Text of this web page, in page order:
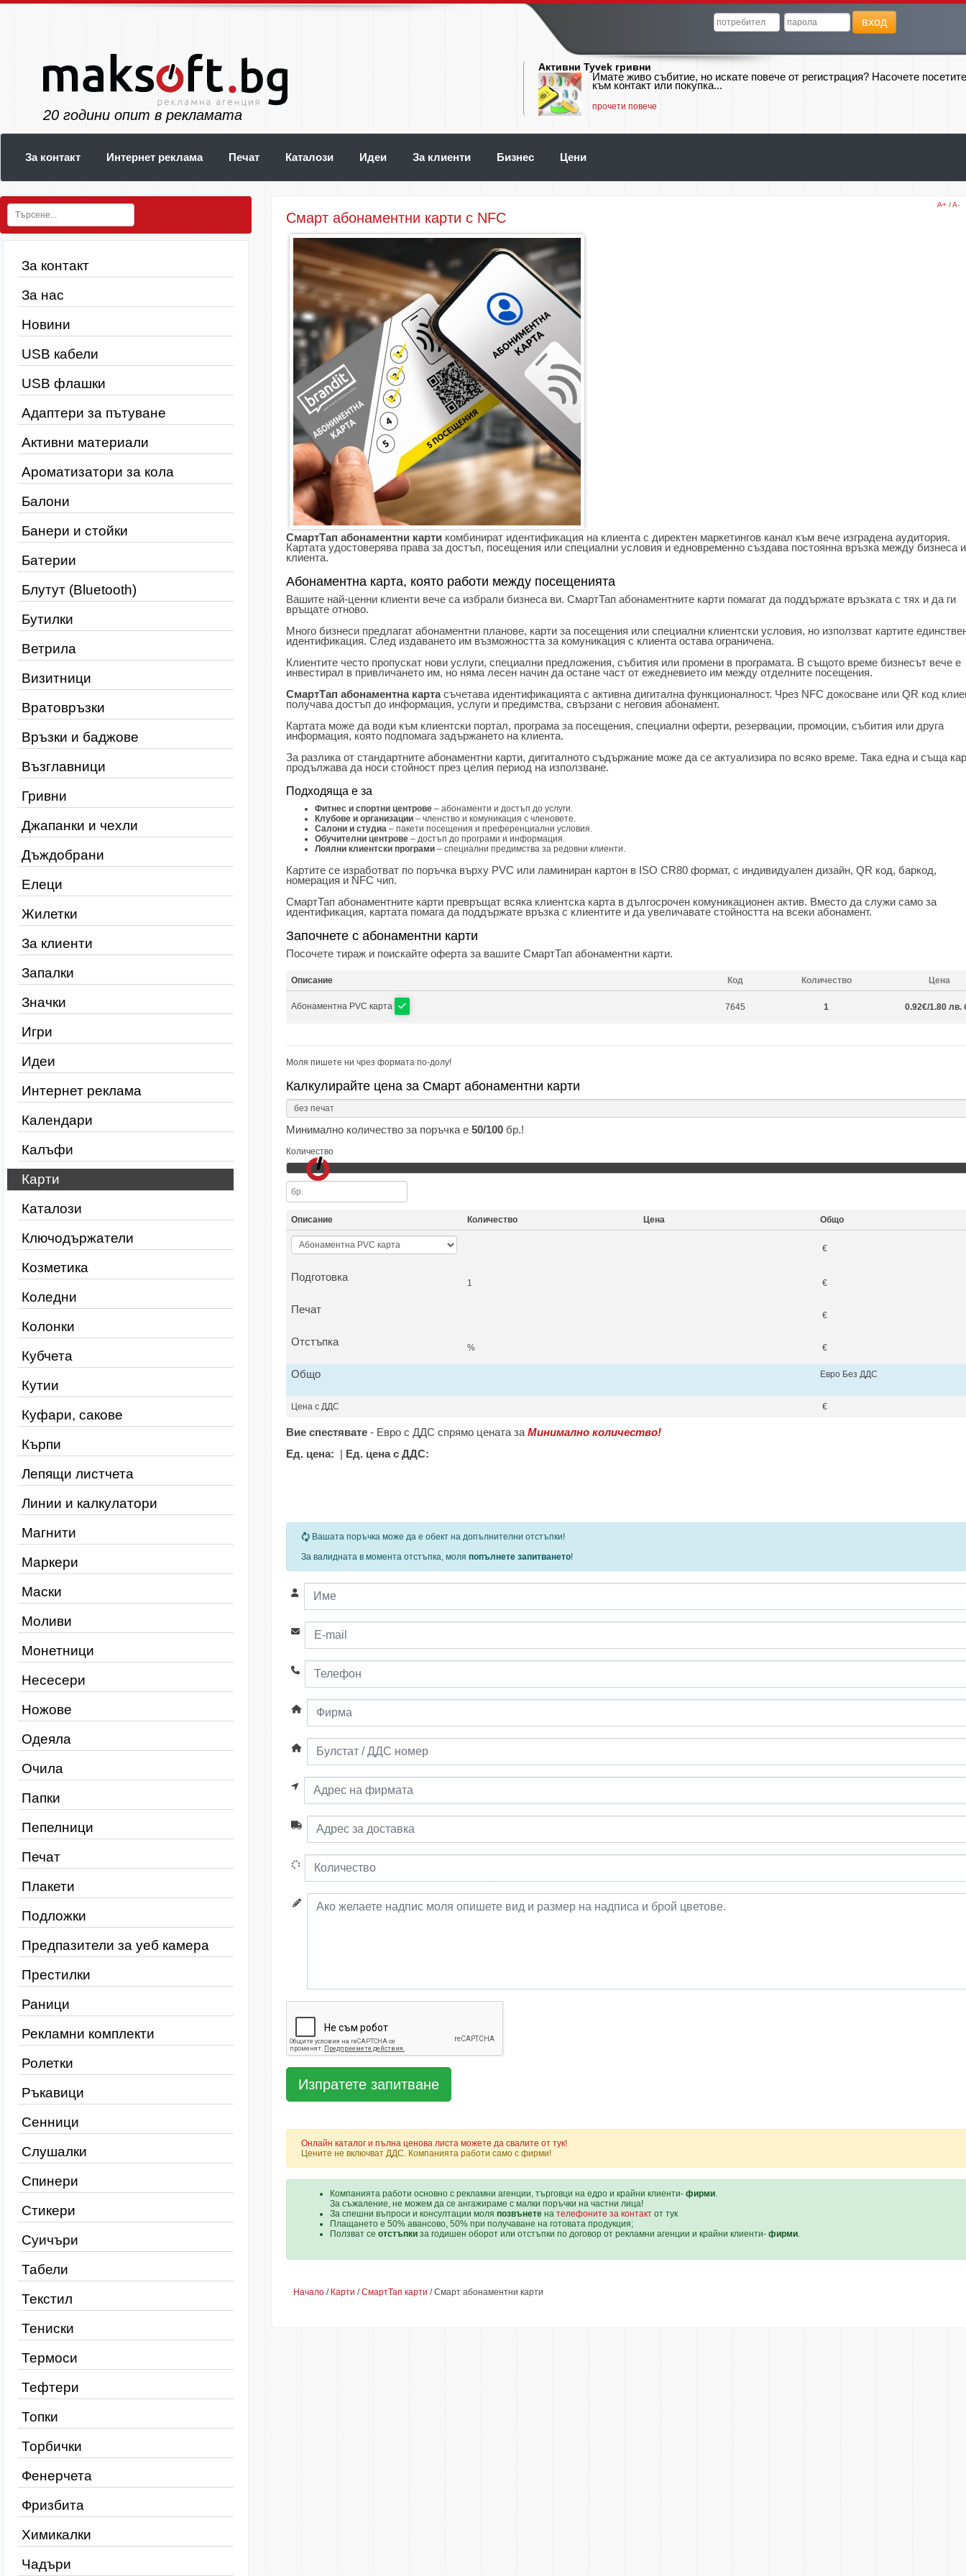
вход
24 години опит в рекламата
Активни Tyvek гривни
Имате живо събитие, но искате повече от регистрация? Насочете
към контакт или покупка...
прочети повече
За контакт Интернет реклама Печат Каталози Идеи За клиенти Бизнес Цени
За контакт
За нас
Новини
USB кабели
USB флашки
Адаптери за пътуване
Активни материали
Ароматизатори за кола
Балони
Банери и стойки
Батерии
Блутут (Bluetooth)
Бутилки
Ветрила
Визитници
Вратовръзки
Връзки и баджове
Възглавници
Гривни
Джапанки и чехли
Дъждобрани
Елеци
Жилетки
За клиенти
Запалки
Значки
Игри
Идеи
Интернет реклама
Календари
Калъфи
Карти
Каталози
Ключодържатели
Козметика
Коледни
Колонки
Кубчета
Кутии
Куфари, сакове
Кърпи
Лепящи листчета
Линии и калкулатори
Магнити
Маркери
Маски
Моливи
Монетници
Несесери
Ножове
Одеяла
Очила
Папки
Пепелници
Печат
Плакети
Подложки
Предпазители за уеб камера
Престилки
Раници
Рекламни комплекти
Ролетки
Ръкавици
Сенници
Слушалки
Спинери
Стикери
Суичъри
Табели
Текстил
Тениски
Термоси
Тефтери
Топки
Торбички
Фенерчета
Фризбита
Химикалки
Чадъри
A+ /A-
Смарт абонаментни карти с NFC
СмартТап абонаментни карти комбинират идентификация на клиента с директен маркетингов канал към вече изградена аудитория.
Картата удостоверява права за достъп, посещения или специални условия и едновременно създава постоянна връзка между бизнеса и
клиента.
Абонаментна карта, която работи между посещенията
Вашите най-ценни клиенти вече са избрали бизнеса ви. СмартТап абонаментните карти помагат да поддържате връзката с тях и да ги
връщате отново.
Много бизнеси предлагат абонаментни планове, карти за посещения или специални клиентски условия, но използват картите
идентификация. След издаването им възможността за комуникация с клиента остава ограничена.
Клиентите често пропускат нови услуги, специални предложения, събития или промени в програмата. В същото време бизнесът вече е
инвестирал в привличането им, но няма лесен начин да остане част от ежедневието им между отделните посещения.
СмартТап абонаментна картасъчетава идентификацията с активна дигитална функционалност. Чрез NFC докосване или QR код
получава достъп до информация, услуги и предимства, свързани с неговия абонамент.
Картата може да води към клиентски портал, програма за посещения, специални оферти, резервации, промоции, събития или друга
информация, която подпомага задържането на клиента.
За разлика от стандартните абонаментни карти, дигиталното съдържание може да се актуализира по всяко време. Така една и съща
продължава да носи стойност през целия период на използване.
Подходяща е за
Фитнес и спортни центрове – абонаменти и достъп до услуги.
Клубове и организации – членство и комуникация с членовете.
Салони и студиа – пакети посещения и преференциални условия.
Обучителни центрове – достъп до програми и информация.
Лоялни клиентски програми – специални предимства за редовни клиенти.
Картите се изработват по поръчка върху PVC или ламиниран картон в ISO CR80 формат, с индивидуален дизайн, QR код, баркод,
номерация и NFC чип.
СмартТап абонаментните карти превръщат всяка клиентска карта в дългосрочен комуникационен актив. Вместо да служи само за
идентификация, картата помага да поддържате връзка с клиентите и да увеличавате стойността на всеки абонамент.
Започнете с абонаментни карти
Посочете тираж и поискайте оферта за вашите СмартТап абонаментни карти.
Описание Код Количество Цена
Абонаментна PVC карта 7645 1 0.92€/1.80 лв.
Моля пишете ни чрез формата по-долу!
Калкулирайте цена за Смарт абонаментни карти
Минимално количество за поръчка е 50/100 бр.!
Количество
Описание Количество Цена Общо
€
Подготовка 1 €
Печат €
Отстъпка % €
Общо Евро Без ДДС
Цена с ДДС €
Вие спестявате - Евро с ДДС спрямо цената за Минимално количество!
Ед. цена: | Ед. цена с ДДС:
За определени продукти и количества се ползват
Вашата поръчка може да е обект на допълнителни отстъпки!
За валидната в момента отстъпка, моля попълнете запитването!
Онлайн каталог и пълна ценова листа можете да свалите от тук!
Цените не включват ДДС. Компанията работи само с фирми!
Компанията работи основно с рекламни агенции, търговци на едро и крайни клиенти- фирми.
За съжаление, не можем да се ангажираме с малки поръчки на частни лица!
За спешни въпроси и консултации моля позвънете на телефоните за контакт от тук
Плащането е 50% авансово, 50% при получаване на готовата продукция;
Ползват се отстъпки за годишен оборот или отстъпки по договор от рекламни агенции и крайни клиенти- фирми.
Начало / Карти /СмартТап карти / Смарт абонаментни карти